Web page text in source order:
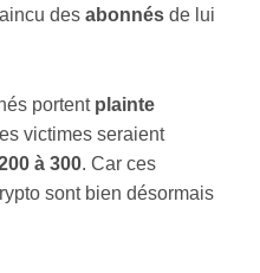
des abonnés de lui
portent plainte
victimes seraient
à 300. Car ces
sont bien désormais